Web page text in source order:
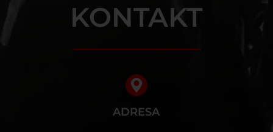
KONTAKT
ADRESA